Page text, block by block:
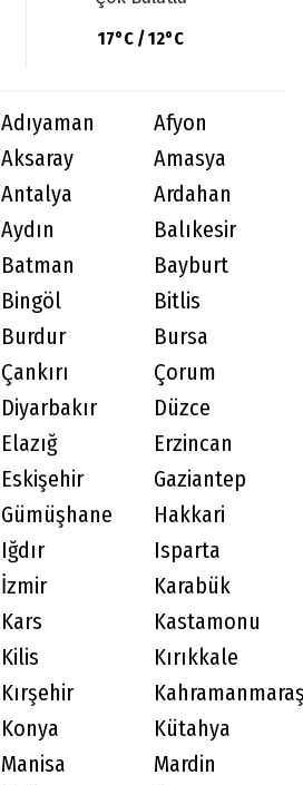
17°C / 12°C
Adıyaman
Afyon
Aksaray
Amasya
Antalya
Ardahan
Aydın
Balıkesir
Batman
Bayburt
Bingöl
Bitlis
Burdur
Bursa
Çankırı
Çorum
Diyarbakır
Düzce
Elazığ
Erzincan
Eskişehir
Gaziantep
Gümüşhane
Hakkari
Iğdır
Isparta
İzmir
Karabük
Kars
Kastamonu
Kilis
Kırıkkale
Kırşehir
Konya
Kütahya
Manisa
Mardin